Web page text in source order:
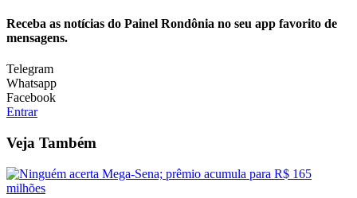
Receba as notícias do Painel Rondônia no seu app favorito de
mensagens.
Telegram
Whatsapp
Facebook
Entrar
Veja Também